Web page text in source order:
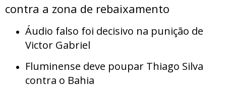
contra a zona de rebaixamento
Áudio falso foi decisivo na punição de
Victor Gabriel
Fluminense deve poupar Thiago Silva
contra o Bahia